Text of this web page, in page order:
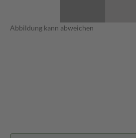
Abbildung kann abweichen